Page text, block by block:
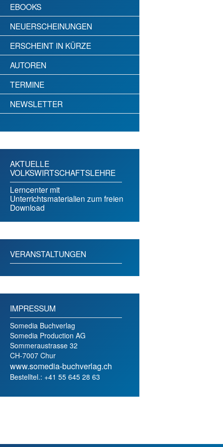
EBOOKS
NEUERSCHEINUNGEN
ERSCHEINT IN KÜRZE
AUTOREN
TERMINE
NEWSLETTER
AKTUELLE
VOLKSWIRTSCHAFTSLEHRE
Lerncenter mit
Unterrichtsmaterialien zum freien
Download
VERANSTALTUNGEN
IMPRESSUM
Somedia Buchverlag
Somedia Production AG
Sommeraustrasse 32
CH-7007 Chur
www.somedia-buchverlag.ch
Bestelltel.: +41 55 645 28 63